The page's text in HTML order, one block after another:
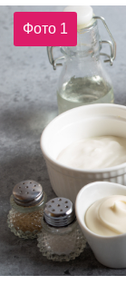
Фото 1